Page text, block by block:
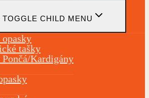
TOGGLE CHILD MENU
opasky
tašky
Pončá/Kardigány